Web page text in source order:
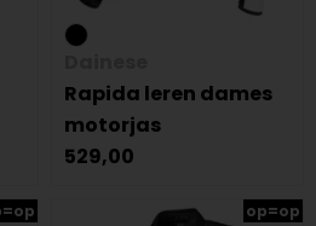
Rapida leren dames
motorjas
529,00
op=op